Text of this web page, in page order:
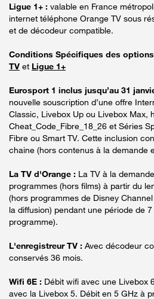
Ligue 1+ : valable en France
internet téléphone Orange TV sous
et de décodeur compatible.
Conditions Spécifiques des
TV et Ligue 1+
Eurosport 1 inclus jusqu’au 31
nouvelle souscription d’une offre
Classic, Livebox Up ou Livebox Max,
Cheat_Code_Fibre_18_26 et Séries
Fibre ou Smart TV. Cette inclusion
chaine (hors contenus à la demande
La TV d'Orange : La TV à la
programmes (hors films) à partir du
(hors programmes de Disney
la diffusion) pendant une période de
programme).
L'enregistreur TV : Avec décodeur
conservés 36 mois.
Wifi 6E : Débit wifi avec une Livebox
avec la Livebox 5. Débit en 5 GHz à